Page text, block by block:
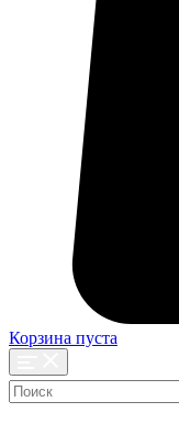
Корзина пуста